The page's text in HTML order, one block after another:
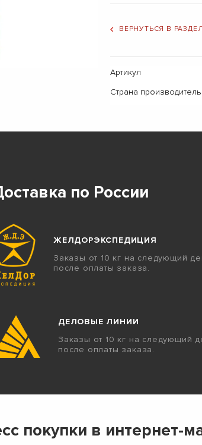
ВЕРНУТЬСЯ В
Артикул
Страна производитель
по России
ЖЕЛДОРЭКСПЕДИЦИЯ
Заказы от 10 кг на следующий
после оплаты заказа.
ДЕЛОВЫЕ ЛИНИИ
Заказы от 10 кг на следующий
после оплаты заказа.
покупки в интернет-